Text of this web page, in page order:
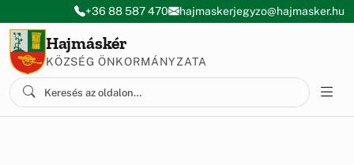
Ugrás a menüre
Ugrás a tartalomra
+36 88 587 470 hajmaskerjegyzo@hajmasker.hu
Hajmáskér
KÖZSÉG ÖNKORMÁNYZATA